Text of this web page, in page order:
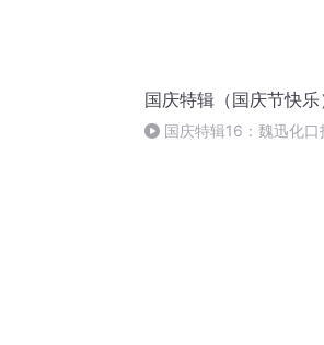
国庆特辑（国庆节快乐
国庆特辑16：魏迅化口